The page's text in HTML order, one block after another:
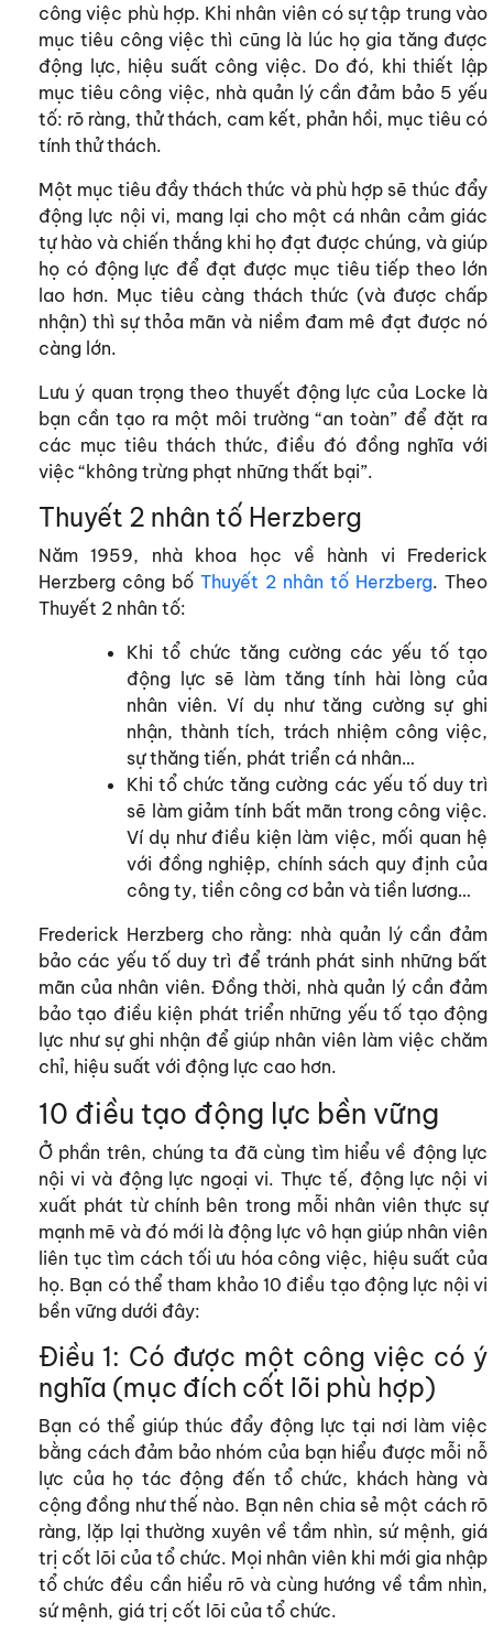
công việc phù hợp. Khi nhân viên có sự tập trung vào
mục tiêu công việc thì cũng là lúc họ gia tăng được
động lực, hiệu suất công việc. Do đó, khi thiết lập
mục tiêu công việc, nhà quản lý cần đảm bảo 5 yếu
tố: rõ ràng, thử thách, cam kết, phản hồi, mục tiêu có
tính thử thách.
Một mục tiêu đầy thách thức và phù hợp sẽ thúc đẩy
động lực nội vi, mang lại cho một cá nhân cảm giác
tự hào và chiến thắng khi họ đạt được chúng, và giúp
họ có động lực để đạt được mục tiêu tiếp theo lớn
lao hơn. Mục tiêu càng thách thức (và được chấp
nhận) thì sự thỏa mãn và niềm đam mê đạt được nó
càng lớn.
Lưu ý quan trọng theo thuyết động lực của Locke là
bạn cần tạo ra một môi trường “an toàn” để đặt ra
các mục tiêu thách thức, điều đó đồng nghĩa với
việc “không trừng phạt những thất bại”.
Thuyết 2 nhân tố Herzberg
Năm 1959, nhà khoa học về hành vi Frederick
Herzberg công bố Thuyết 2 nhân tố Herzberg. Theo
Thuyết 2 nhân tố:
Khi tổ chức tăng cường các yếu tố tạo
động lực sẽ làm tăng tính hài lòng của
nhân viên. Ví dụ như tăng cường sự ghi
nhận, thành tích, trách nhiệm công việc,
sự thăng tiến, phát triển cá nhân…
Khi tổ chức tăng cường các yếu tố duy trì
sẽ làm giảm tính bất mãn trong công việc.
Ví dụ như điều kiện làm việc, mối quan hệ
với đồng nghiệp, chính sách quy định của
công ty, tiền công cơ bản và tiền lương…
Frederick Herzberg cho rằng: nhà quản lý cần đảm
bảo các yếu tố duy trì để tránh phát sinh những bất
mãn của nhân viên. Đồng thời, nhà quản lý cần đảm
bảo tạo điều kiện phát triển những yếu tố tạo động
lực như sự ghi nhận để giúp nhân viên làm việc chăm
chỉ, hiệu suất với động lực cao hơn.
10 điều tạo động lực bền vững
Ở phần trên, chúng ta đã cùng tìm hiểu về động lực
nội vi và động lực ngoại vi. Thực tế, động lực nội vi
xuất phát từ chính bên trong mỗi nhân viên thực sự
mạnh mẽ và đó mới là động lực vô hạn giúp nhân viên
liên tục tìm cách tối ưu hóa công việc, hiệu suất của
họ. Bạn có thể tham khảo 10 điều tạo động lực nội vi
bền vững dưới đây:
Điều 1: Có được một công việc có ý
nghĩa (mục đích cốt lõi phù hợp)
Bạn có thể giúp thúc đẩy động lực tại nơi làm việc
bằng cách đảm bảo nhóm của bạn hiểu được mỗi nỗ
lực của họ tác động đến tổ chức, khách hàng và
cộng đồng như thế nào. Bạn nên chia sẻ một cách rõ
ràng, lặp lại thường xuyên về tầm nhìn, sứ mệnh, giá
trị cốt lõi của tổ chức. Mọi nhân viên khi mới gia nhập
tổ chức đều cần hiểu rõ và cùng hướng về tầm nhìn,
sứ mệnh, giá trị cốt lõi của tổ chức.